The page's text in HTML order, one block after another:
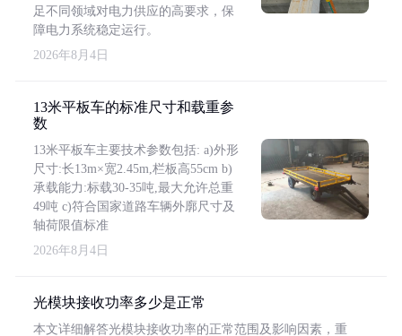
足不同领域对电力供应的高要求，保
障电力系统稳定运行。
2026年8月4日
13米平板车的标准尺寸和载重参
数
13米平板车主要技术参数包括: a)外形
尺寸:长13m×宽2.45m,栏板高55cm b)
承载能力:标载30-35吨,最大允许总重
49吨 c)符合国家道路车辆外廓尺寸及
轴荷限值标准
2026年8月4日
光模块接收功率多少是正常
本文详细解答光模块接收功率的正常范围及影响因素，重